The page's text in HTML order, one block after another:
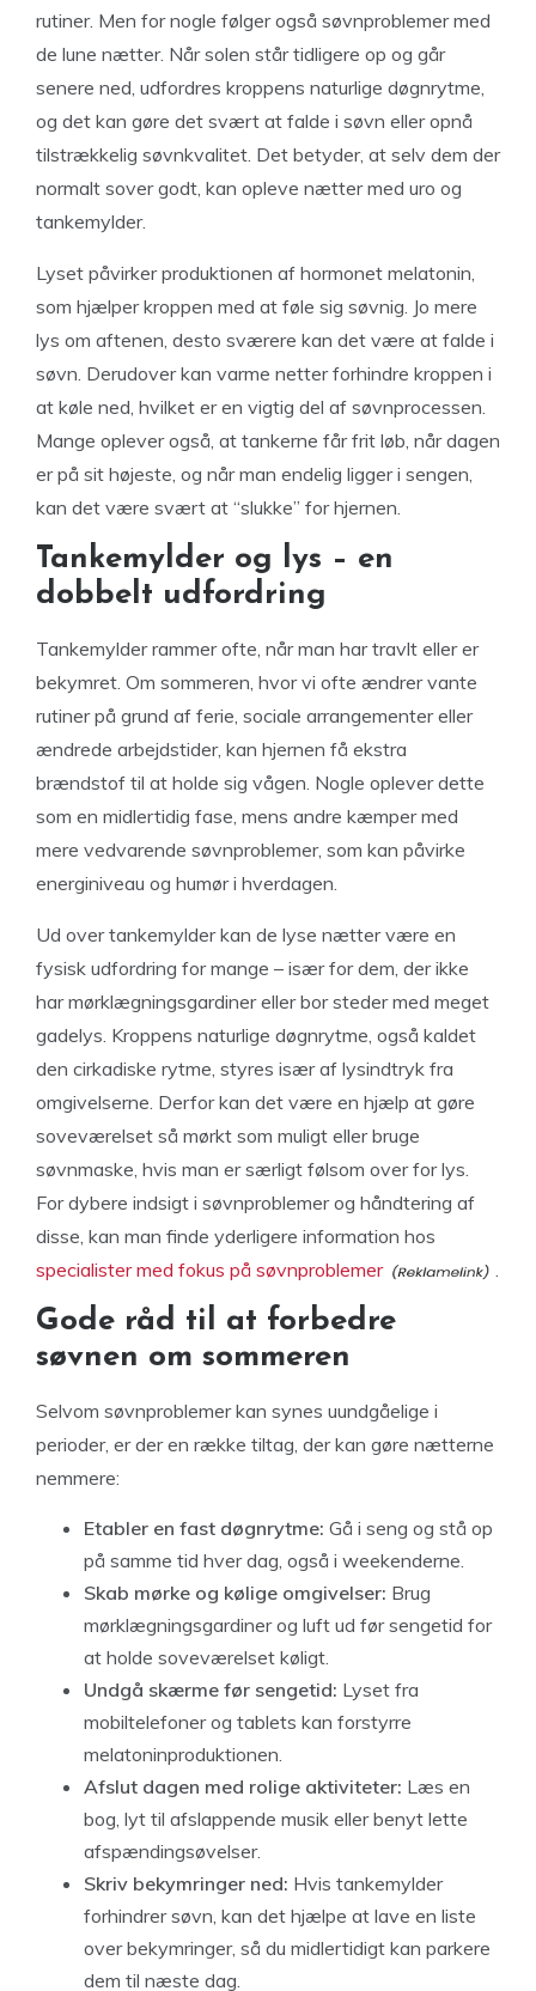
rutiner. Men for nogle følger også søvnproblemer med
de lune nætter. Når solen står tidligere op og går
senere ned, udfordres kroppens naturlige døgnrytme,
og det kan gøre det svært at falde i søvn eller opnå
tilstrækkelig søvnkvalitet. Det betyder, at selv dem der
normalt sover godt, kan opleve nætter med uro og
tankemylder.
Lyset påvirker produktionen af hormonet melatonin,
som hjælper kroppen med at føle sig søvnig. Jo mere
lys om aftenen, desto sværere kan det være at falde i
søvn. Derudover kan varme netter forhindre kroppen i
at køle ned, hvilket er en vigtig del af søvnprocessen.
Mange oplever også, at tankerne får frit løb, når dagen
er på sit højeste, og når man endelig ligger i sengen,
kan det være svært at “slukke” for hjernen.
Tankemylder og lys – en
dobbelt udfordring
Tankemylder rammer ofte, når man har travlt eller er
bekymret. Om sommeren, hvor vi ofte ændrer vante
rutiner på grund af ferie, sociale arrangementer eller
ændrede arbejdstider, kan hjernen få ekstra
brændstof til at holde sig vågen. Nogle oplever dette
som en midlertidig fase, mens andre kæmper med
mere vedvarende søvnproblemer, som kan påvirke
energiniveau og humør i hverdagen.
Ud over tankemylder kan de lyse nætter være en
fysisk udfordring for mange – især for dem, der ikke
har mørklægningsgardiner eller bor steder med meget
gadelys. Kroppens naturlige døgnrytme, også kaldet
den cirkadiske rytme, styres især af lysindtryk fra
omgivelserne. Derfor kan det være en hjælp at gøre
soveværelset så mørkt som muligt eller bruge
søvnmaske, hvis man er særligt følsom over for lys.
For dybere indsigt i søvnproblemer og håndtering af
disse, kan man finde yderligere information hos
specialister med fokus på søvnproblemer
Gode råd til at forbedre
søvnen om sommeren
Selvom søvnproblemer kan synes uundgåelige i
perioder, er der en række tiltag, der kan gøre nætterne
nemmere:
Etabler en fast døgnrytme: Gå i seng og stå op
på samme tid hver dag, også i weekenderne.
Skab mørke og kølige omgivelser: Brug
mørklægningsgardiner og luft ud før sengetid for
at holde soveværelset køligt.
Undgå skærme før sengetid: Lyset fra
mobiltelefoner og tablets kan forstyrre
melatoninproduktionen.
Afslut dagen med rolige aktiviteter: Læs en
bog, lyt til afslappende musik eller benyt lette
afspændingsøvelser.
Skriv bekymringer ned: Hvis tankemylder
forhindrer søvn, kan det hjælpe at lave en liste
over bekymringer, så du midlertidigt kan parkere
dem til næste dag.